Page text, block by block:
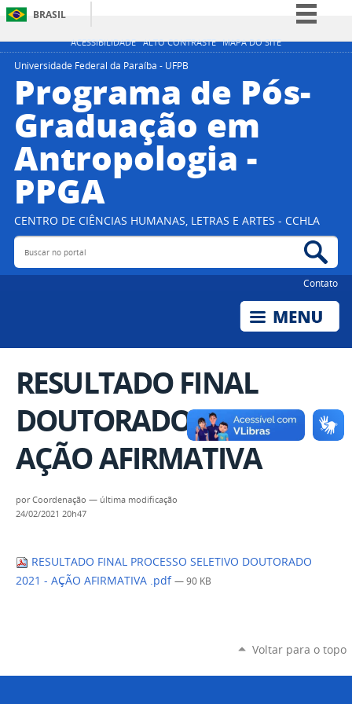
ACESSIBILIDADE ALTO CONTRASTE MAPA DO SITE
BRASIL
Simplifique!
Participe
Legislação
Canais
Universidade Federal da Paraíba - UFPB
Programa de Pós-
Graduação em
Antropologia -
PPGA
CENTRO DE CIÊNCIAS HUMANAS, LETRAS E ARTES - CCHLA
Buscar no portal
Contato
RESULTADO FINAL
DOUTORADO 2021 -
AÇÃO AFIRMATIVA
porCoordenação — última modificação
24/02/2021 20h47
RESULTADO FINAL PROCESSO SELETIVO DOUTORADO
2021 - AÇÃO AFIRMATIVA .pdf — 90 KB
Voltar para o topo